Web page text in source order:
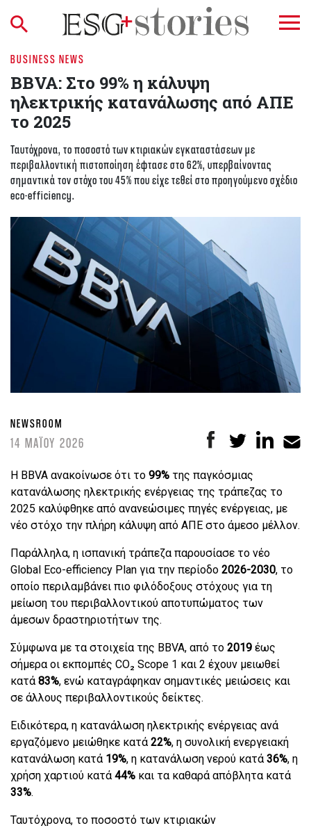
BUSINESS NEWS
BBVA: Στο 99% η κάλυψη
ηλεκτρικής κατανάλωσης από ΑΠΕ
το 2025
Ταυτόχρονα, το ποσοστό των κτιριακών εγκαταστάσεων με
περιβαλλοντική πιστοποίηση έφτασε στο 62%, υπερβαίνοντας
σημαντικά τον στόχο του 45% που είχε τεθεί στο προηγούμενο σχέδιο
eco-efficiency.
NEWSROOM
14 ΜΑΪΟΥ 2026
Η BBVA ανακοίνωσε ότι το 99% της παγκόσμιας
κατανάλωσης ηλεκτρικής ενέργειας της τράπεζας το
2025 καλύφθηκε από ανανεώσιμες πηγές ενέργειας, με
νέο στόχο την πλήρη κάλυψη από ΑΠΕ στο άμεσο μέλλον.
Παράλληλα, η ισπανική τράπεζα παρουσίασε το νέο
Global Eco-efficiency Plan για την περίοδο 2026-2030, το
οποίο περιλαμβάνει πιο φιλόδοξους στόχους για τη
μείωση του περιβαλλοντικού αποτυπώματος των
άμεσων δραστηριοτήτων της.
Σύμφωνα με τα στοιχεία της BBVA, από το 2019 έως
σήμερα οι εκπομπές CO₂ Scope 1 και 2 έχουν μειωθεί
κατά83%, ενώ καταγράφηκαν σημαντικές μειώσεις και
σε άλλους περιβαλλοντικούς δείκτες.
Ειδικότερα, η κατανάλωση ηλεκτρικής ενέργειας ανά
εργαζόμενο μειώθηκε κατά22%, η συνολική ενεργειακή
κατανάλωση κατά 19%, η κατανάλωση νερού κατά36%, η
χρήση χαρτιού κατά44% και τα καθαρά απόβλητα κατά
33%.
Ταυτόχρονα, το ποσοστό των κτιριακών